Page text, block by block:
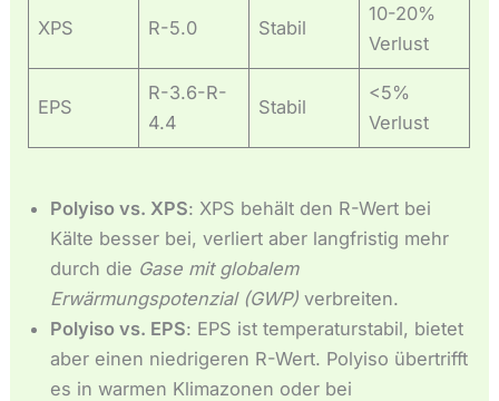
XPS R-5.0 Stabil
10-20%
Verlust
EPS
R-3.6-R-
4.4
Stabil
<5%
Verlust
Polyiso vs. XPS: XPS behält den R-Wert bei
Kälte besser bei, verliert aber langfristig mehr
durch die Gase mit globalem
Erwärmungspotenzial (GWP) verbreiten.
Polyiso vs. EPS: EPS ist temperaturstabil, bietet
aber einen niedrigeren R-Wert. Polyiso übertrifft
es in warmen Klimazonen oder bei